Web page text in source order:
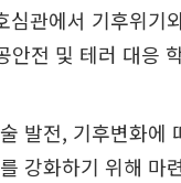
관에서 기후위기
전 및 테러 대응
발전, 기후변화에
강화하기 위해 마